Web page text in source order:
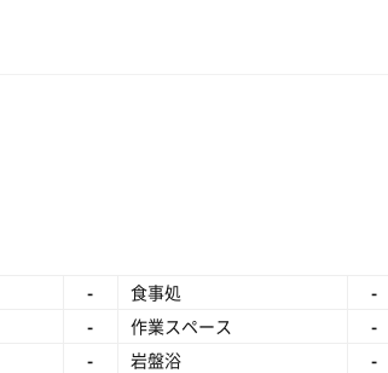
- 食事処
-
- 作業スペース
-
- 岩盤浴 -